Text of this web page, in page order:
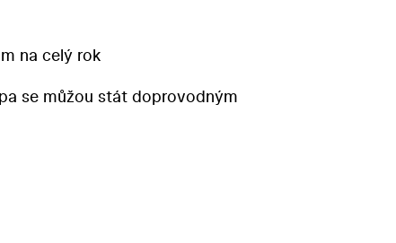
na celý rok
se můžou stát doprovodným